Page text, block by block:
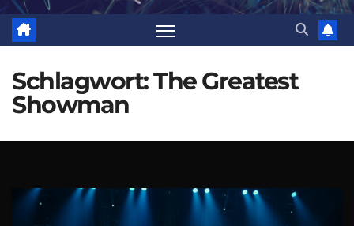
Schlagwort:The Greatest
Showman